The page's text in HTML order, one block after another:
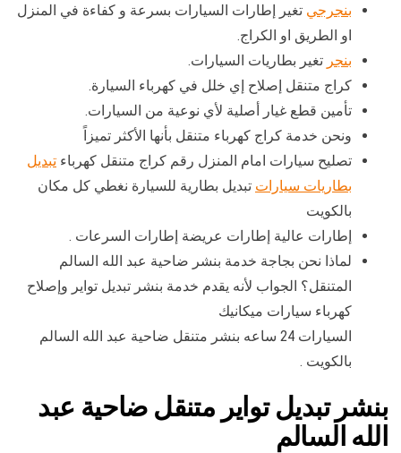
بنجرجي تغير إطارات السيارات بسرعة و كفاءة في المنزل
او الطريق او الكراج.
بنجر تغير بطاريات السيارات.
كراج متنقل إصلاح إي خلل في كهرباء السيارة.
تأمين قطع غيار أصلية لأي نوعية من السيارات.
ونحن خدمة كراج كهرباء متنقل بأنها الأكثر تميزاً
تصليح سيارات امام المنزل رقم كراج متنقل كهرباء تبديل
بطاريات سيارات تبديل بطارية للسيارة نغطي كل مكان
بالكويت
إطارات عالية إطارات عريضة إطارات السرعات .
لماذا نحن بجاجة خدمة بنشر ضاحية عبد الله السالم
المتنقل؟ الجواب لأنه يقدم خدمة بنشر تبديل تواير وإصلاح
كهرباء سيارات ميكانيك
السيارات 24 ساعه بنشر متنقل ضاحية عبد الله السالم
بالكويت .
بنشر تبديل تواير متنقل ضاحية عبد
الله السالم